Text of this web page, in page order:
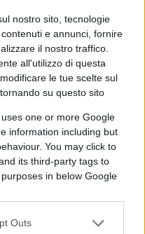
nostro sito, tecnologie
e annunci, fornire
il nostro traffico.
all'utilizzo di questa
le tue scelte sul
su questo sito
one or more Google
information including but
You may click to
its third-party tags to
in below Google
Outs
del
la nave diLuca
ilGiornale, 125
migranti.
Bretondice che i
nel frattempo